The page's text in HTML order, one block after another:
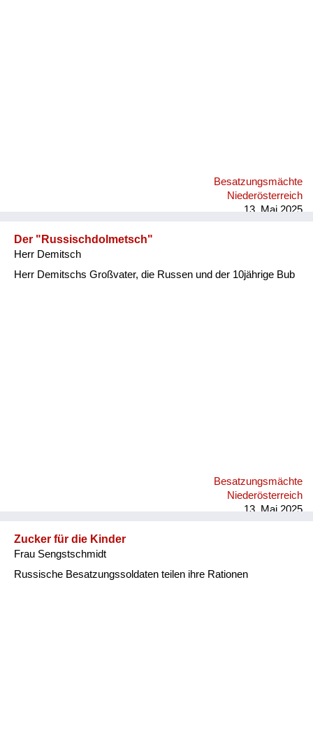
Besatzungsmächte
Niederösterreich
13. Mai 2025
Der "Russischdolmetsch"
Herr Demitsch
Herr Demitschs Großvater, die Russen und der 10jährige Bub
Besatzungsmächte
Niederösterreich
13. Mai 2025
Zucker für die Kinder
Frau Sengstschmidt
Russische Besatzungssoldaten teilen ihre Rationen